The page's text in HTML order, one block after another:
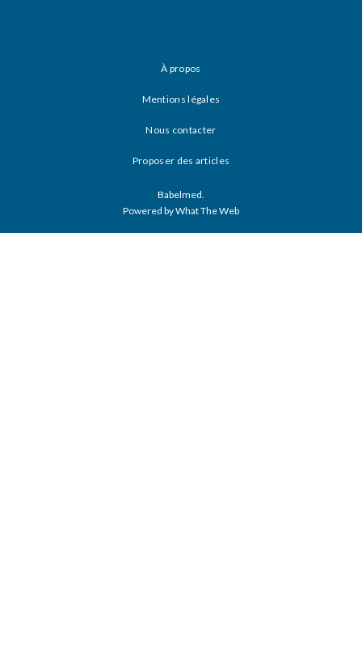
À propos
Mentions légales
Nous contacter
Proposer des articles
Babelmed.
Powered by What The Web